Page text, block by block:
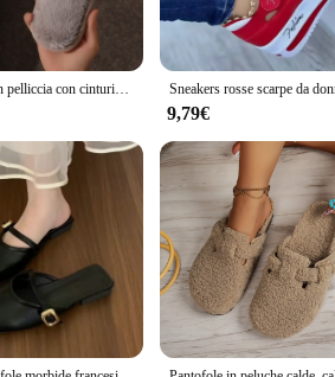
Pantofole in pelliccia con cinturino incrociato alla moda da donna Pantofole da casa in peluche calde e leggere per interni Donna Scivoli da coppia con tacco piatto in pelliccia sintetica Taglie forti 43
9,79€